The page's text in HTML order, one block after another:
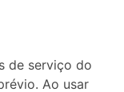
de serviço do
Ao usar